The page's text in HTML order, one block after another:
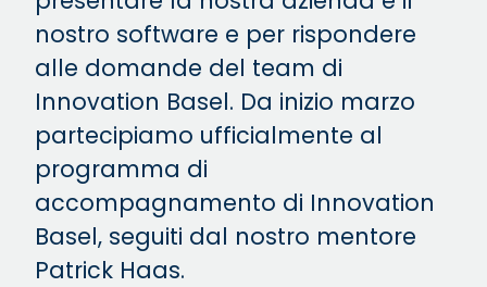
nostro software e per rispondere
alle domande del team di
Innovation Basel. Da inizio marzo
partecipiamo ufficialmente al
programma di
accompagnamento di Innovation
Basel, seguiti dal nostro mentore
Patrick Haas.